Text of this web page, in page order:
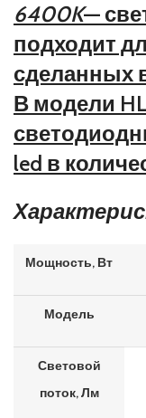
6400K—
подходит
сделанных
В модели
led в
Мощность, Вт
Модель
Световой
поток, Лм